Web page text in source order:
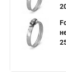
Хомуты на трубу
Хомут
Хомут